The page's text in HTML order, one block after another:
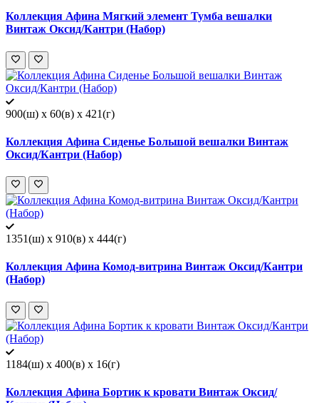
Коллекция Афина Мягкий элемент Тумба вешалки
Винтаж Оксид/Кантри (Набор)
900(ш) x 60(в) x 421(г)
Коллекция Афина Сиденье Большой вешалки Винтаж
Оксид/Кантри (Набор)
1351(ш) x 910(в) x 444(г)
Коллекция Афина Комод-витрина Винтаж Оксид/Кантри
(Набор)
1184(ш) x 400(в) x 16(г)
Коллекция Афина Бортик к кровати Винтаж Оксид/